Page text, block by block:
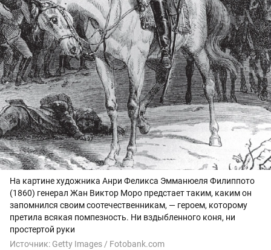
На картине художника Анри Феликса Эмманюеля Филиппото
(1860) генерал Жан Виктор Моро предстает таким, каким он
запомнился своим соотечественникам, — героем, которому
претила всякая помпезность. Ни вздыбленного коня, ни
простертой руки
Источник: Getty Images / Fotobank.com